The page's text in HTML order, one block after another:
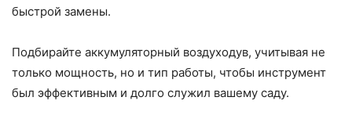
быстрой замены.
Подбирайте аккумуляторный воздуходув, учитывая не
только мощность, но и тип работы, чтобы инструмент
был эффективным и долго служил вашему саду.